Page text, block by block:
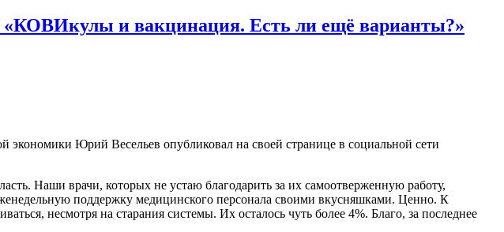
«КОВИкулы и вакцинация. Есть ли ещё варианты?»
экономики Юрий Весельев опубликовал на своей странице в социальной сети
Наши врачи, которых не устаю благодарить за их самоотверженную работу,
поддержку медицинского персонала своими вкусняшками. Ценно. К
несмотря на старания системы. Их осталось чуть более 4%. Благо, за последнее